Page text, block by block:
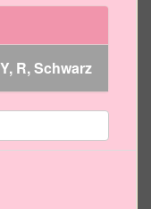
R, Schwarz